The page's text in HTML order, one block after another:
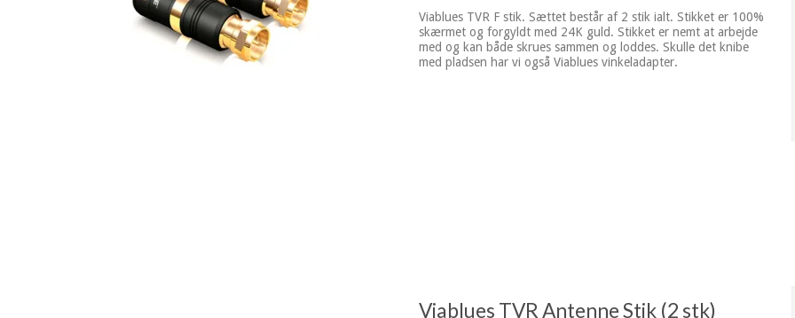
Viablues TVR F stik. Sættet består af 2 stik ialt. Stikket er 100%
skærmet og forgyldt med 24K guld. Stikket er nemt at arbejde
med og kan både skrues sammen og loddes. Skulle det knibe
med pladsen har vi også Viablues vinkeladapter.
Viablues TVR Antenne Stik (2 stk)